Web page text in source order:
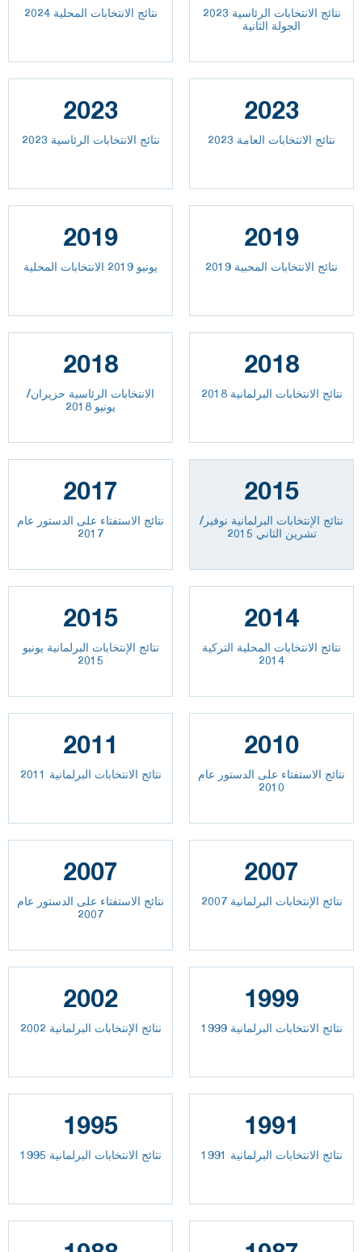
نتائج الانتخابات المحلية 2024
نتائج الانتخابات الرئاسية 2023
الجولة الثانية
2023
نتائج الانتخابات الرئاسية 2023
2023
2023 نتائج الانتخابات العامة
2019
يونيو 2019 الانتخابات المحلية
2019
نتائج الانتخابات المحبية 2019
2018
الانتخابات الرئاسية حزيران/
يونيو 2018
2018
نتائج الانتخابات البرلمانية 2018
2017
نتائج الاستفتاء على الدستور عام
2017
2015
نتائج الإنتخابات البرلمانية نوفير/
تشرين الثاني 2015
2015
نتائج الإنتخابات البرلمانية يونيو
2015
2014
نتائج الانتخابات المحلية التركية
2014
2011
نتائج الانتخابات البرلمانية 2011
2010
نتائج الاستفتاء على الدستور عام
2010
2007
نتائج الاستفتاء على الدستور عام
2007
2007
نتائج الإنتخابات البرلمانية 2007
2002
نتائج الإنتخابات البرلمانية 2002
1999
نتائج الانتخابات البرلمانية 1999
1995
نتائج الانتخابات البرلمانية 1995
1991
نتائج الانتخابات البرلمانية 1991